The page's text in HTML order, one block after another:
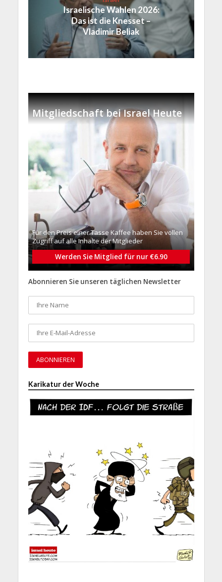
Israelische Wahlen 2026:
Das ist die Knesset –
Vladimir Beliak
Mitgliedschaft bei Israel Heute
Für den Preis einer Tasse Kaffee haben Sie vollen
Zugriff auf alle Inhalte der Mitglieder
Werden Sie Mitglied für nur €6.90
Abonnieren Sie unseren täglichen Newsletter
Karikatur der Woche